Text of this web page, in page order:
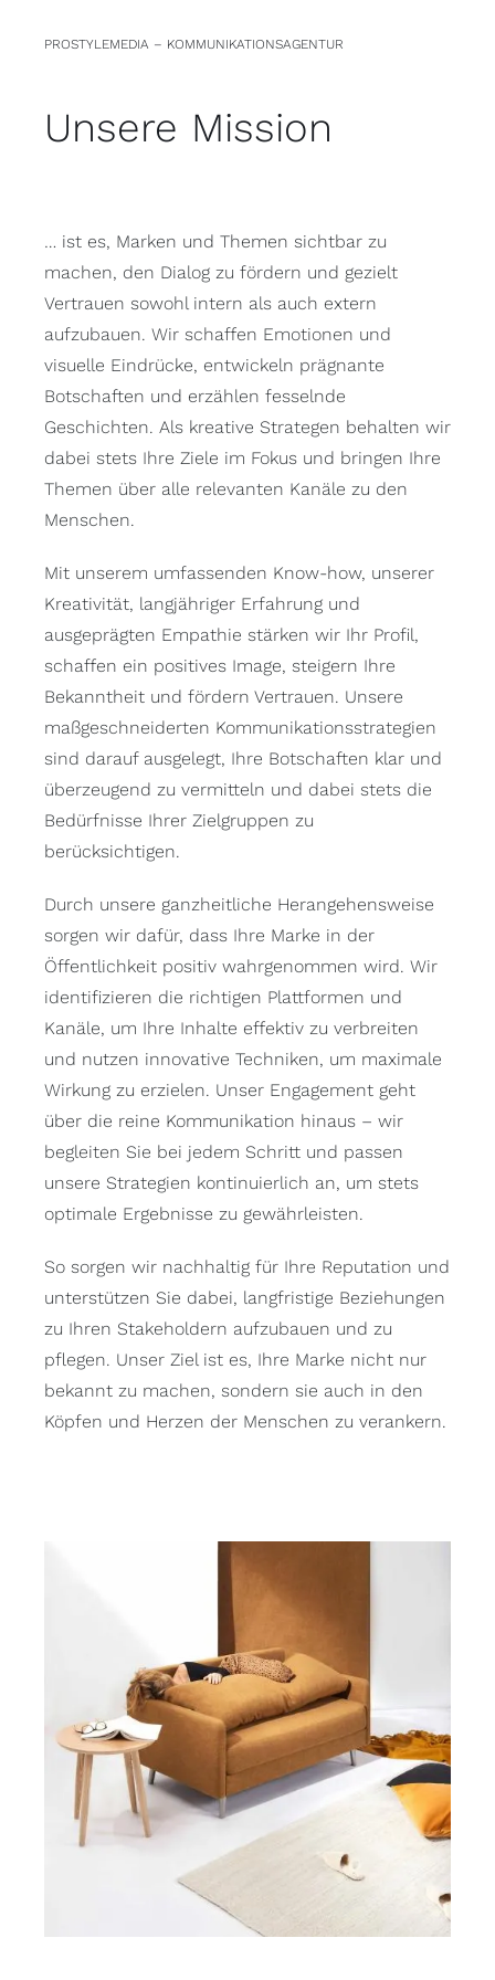
PROSTYLEMEDIA – KOMMUNIKATIONSAGENTUR
Unsere Mission
… ist es, Marken und Themen sichtbar zu
machen, den Dialog zu fördern und gezielt
Vertrauen sowohl intern als auch extern
aufzubauen. Wir schaffen Emotionen und
visuelle Eindrücke, entwickeln prägnante
Botschaften und erzählen fesselnde
Geschichten. Als kreative Strategen behalten wir
dabei stets Ihre Ziele im Fokus und bringen Ihre
Themen über alle relevanten Kanäle zu den
Menschen.
Mit unserem umfassenden Know-how, unserer
Kreativität, langjähriger Erfahrung und
ausgeprägten Empathie stärken wir Ihr Profil,
schaffen ein positives Image, steigern Ihre
Bekanntheit und fördern Vertrauen. Unsere
maßgeschneiderten Kommunikationsstrategien
sind darauf ausgelegt, Ihre Botschaften klar und
überzeugend zu vermitteln und dabei stets die
Bedürfnisse Ihrer Zielgruppen zu
berücksichtigen.
Durch unsere ganzheitliche Herangehensweise
sorgen wir dafür, dass Ihre Marke in der
Öffentlichkeit positiv wahrgenommen wird. Wir
identifizieren die richtigen Plattformen und
Kanäle, um Ihre Inhalte effektiv zu verbreiten
und nutzen innovative Techniken, um maximale
Wirkung zu erzielen. Unser Engagement geht
über die reine Kommunikation hinaus – wir
begleiten Sie bei jedem Schritt und passen
unsere Strategien kontinuierlich an, um stets
optimale Ergebnisse zu gewährleisten.
So sorgen wir nachhaltig für Ihre Reputation und
unterstützen Sie dabei, langfristige Beziehungen
zu Ihren Stakeholdern aufzubauen und zu
pflegen. Unser Ziel ist es, Ihre Marke nicht nur
bekannt zu machen, sondern sie auch in den
Köpfen und Herzen der Menschen zu verankern.